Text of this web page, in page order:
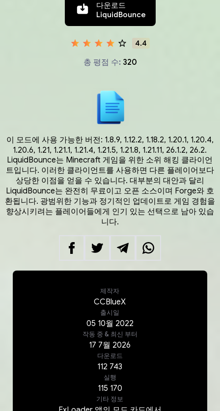
다운로드
LiquidBounce
4.4
총 평점 수: 320
이 모드에 사용 가능한 버전: 1.8.9, 1.12.2, 1.18.2, 1.20.1, 1.20.4,
1.20.6, 1.21, 1.21.1, 1.21.4, 1.21.5, 1.21.8, 1.21.11, 26.1.2, 26.2.
LiquidBounce는 Minecraft 게임을 위한 소위 해킹 클라이언
트입니다. 이러한 클라이언트를 사용하면 다른 플레이어보다
상당한 이점을 얻을 수 있습니다. 대부분의 대안과 달리
LiquidBounce는 완전히 무료이고 오픈 소스이며 Forge와 호
환됩니다. 광범위한 기능과 정기적인 업데이트로 게임 경험을
향상시키려는 플레이어들에게 인기 있는 선택으로 남아 있습
니다.
제작자
CCBlueX
출시일
05 10월 2022
작동 중 & 최신 부터
17 7월 2026
다운로드
112 743
실행
115 170
기타 정보